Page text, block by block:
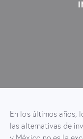
En los últimos años,
las alternativas de